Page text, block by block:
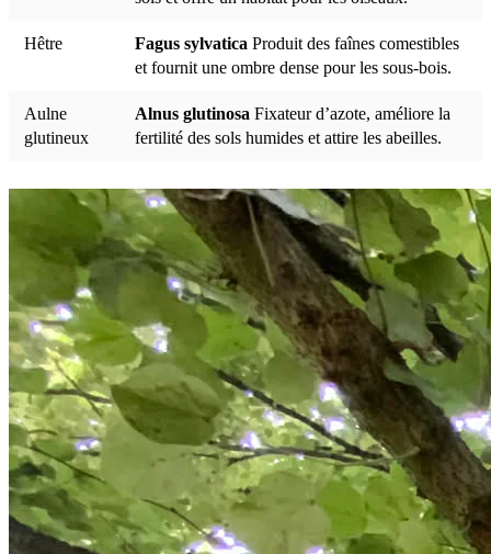
Hêtre Fagus sylvatica Produit des faînes comestibles
et fournit une ombre dense pour les sous-bois.
Aulne
glutineux
Alnus glutinosa Fixateur d’azote, améliore la
fertilité des sols humides et attire les abeilles.